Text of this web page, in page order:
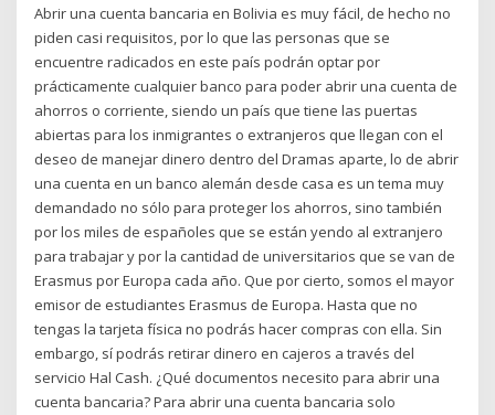
Abrir una cuenta bancaria en Bolivia es muy fácil, de hecho no
piden casi requisitos, por lo que las personas que se
encuentre radicados en este país podrán optar por
prácticamente cualquier banco para poder abrir una cuenta de
ahorros o corriente, siendo un país que tiene las puertas
abiertas para los inmigrantes o extranjeros que llegan con el
deseo de manejar dinero dentro del Dramas aparte, lo de abrir
una cuenta en un banco alemán desde casa es un tema muy
demandado no sólo para proteger los ahorros, sino también
por los miles de españoles que se están yendo al extranjero
para trabajar y por la cantidad de universitarios que se van de
Erasmus por Europa cada año. Que por cierto, somos el mayor
emisor de estudiantes Erasmus de Europa. Hasta que no
tengas la tarjeta física no podrás hacer compras con ella. Sin
embargo, sí podrás retirar dinero en cajeros a través del
servicio Hal Cash. ¿Qué documentos necesito para abrir una
cuenta bancaria? Para abrir una cuenta bancaria solo